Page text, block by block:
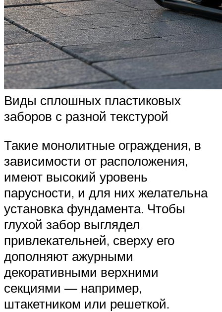
Виды сплошных пластиковых
заборов с разной текстурой
Такие монолитные ограждения, в
зависимости от расположения,
имеют высокий уровень
парусности, и для них желательна
установка фундамента. Чтобы
глухой забор выглядел
привлекательней, сверху его
дополняют ажурными
декоративными верхними
секциями — например,
штакетником или решеткой.